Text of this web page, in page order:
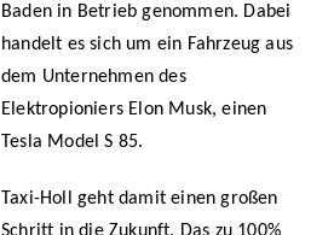
Baden in Betrieb genommen. Dabei
handelt es sich um ein Fahrzeug aus
dem Unternehmen des
Elektropioniers Elon Musk, einen
Tesla Model S 85.
Taxi-Holl geht damit einen großen
Schritt in die Zukunft. Das zu 100%